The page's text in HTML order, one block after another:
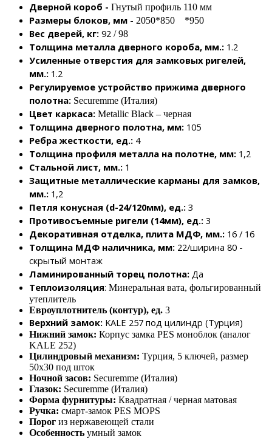
Дверной короб - Гнутый профиль 110 мм
Размеры блоков, мм - 2050*850 *950
Вес дверей, кг: 92 / 98
Толщина металла дверного короба, мм.: 1.2
Усиленные отверстия для замковых ригелей,
мм.: 1.2
Регулируемое устройство прижима дверного
полотна: Securemme (Италия)
Цвет каркаса: Metallic Black – черная
Толщина дверного полотна, мм: 105
Ребра жесткости, ед.: 4
Толщина профиля металла на полотне, мм: 1,2
Стальной лист, мм.: 1
Защитные металлические карманы для замков,
мм.: 1,2
Петля конусная (d-24/120мм), ед.: 3
Противосъемные ригели (14мм), ед.: 3
Декоративная отделка, плита МДФ, мм.: 16 / 16
Толщина МДФ наличника, мм: 22/ширина 80 -
скрытый монтаж
Ламинированный торец полотна: Да
Теплоизоляция: Минеральная вата, фольгированный
утеплитель
Евроуплотнитель (контур), ед. 3
Верхний замок: KALE 257 под цилиндр (Турция)
Нижний замок: Корпус замка PES моноблок (аналог
KALE 252)
Цилиндровый механизм: Турция, 5 ключей, размер
50х30 под шток
Ночной засов: Securemme (Италия)
Глазок: Securemme (Италия)
Форма фурнитуры: Квадратная / черная матовая
Ручка: смарт-замок PES MOPS
Порог из нержавеющей стали
Особенность умный замок